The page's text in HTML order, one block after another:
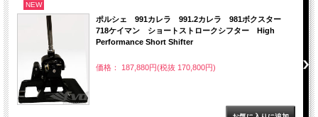
NEW
ポルシェ 991カレラ 991.2カレラ 981ボクスター
718ケイマン ショートストロークシフター High
Performance Short Shifter
価格： 187,880円(税抜 170,800円)